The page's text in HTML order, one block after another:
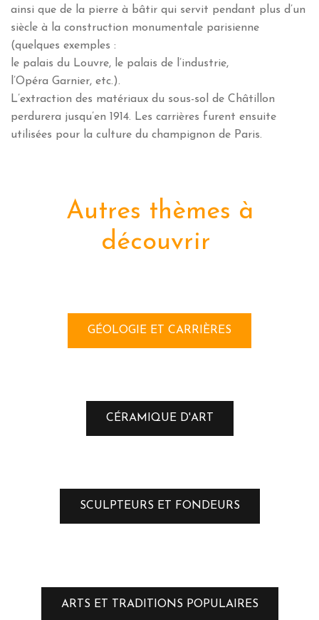
ainsi que de la pierre à bâtir qui servit pendant plus d’un
siècle à la construction monumentale parisienne
(quelques exemples :
le palais du Louvre, le palais de l’industrie,
l’Opéra Garnier, etc.).
L’extraction des matériaux du sous-sol de Châtillon
perdurera jusqu’en 1914. Les carrières furent ensuite
utilisées pour la culture du champignon de Paris.
Autres thèmes à
découvrir
GÉOLOGIE ET CARRIÈRES
CÉRAMIQUE D'ART
SCULPTEURS ET FONDEURS
ARTS ET TRADITIONS POPULAIRES